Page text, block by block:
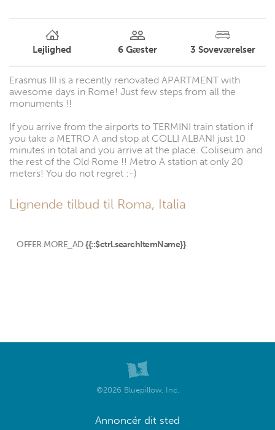
Lejlighed 6 Gæster 3 Soveværelser
Erasmus III is a recently renovated APARTMENT with
awesome days in Rome! Just few steps from all the
monuments !!
If you arrive from the airports to TERMINI train station if
you take a METRO A and stop at COLLI ALBANI just 10
minutes in total and you arrive at the place. Coliseum and
the rest of the Old Rome !! Metro A station at only 20
meters! You do not regret :-)
Lignende tilbud til Roma, Italia
OFFER.MORE_AD {{::$ctrl.searchItemName}}
©2026 Bluepillow, Inc.
Annoncér dit sted